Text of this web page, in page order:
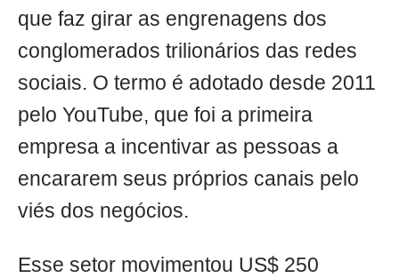
que faz girar as engrenagens dos
conglomerados trilionários das redes
sociais. O termo é adotado desde 2011
pelo YouTube, que foi a primeira
empresa a incentivar as pessoas a
encararem seus próprios canais pelo
viés dos negócios.
Esse setor movimentou US$ 250